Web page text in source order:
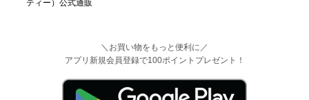
＼お買い物をもっと便利に／
アプリ新規会員登録で100ポイントプレゼント！